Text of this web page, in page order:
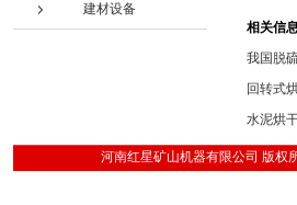
建材设备
相关信
我国脱
回转式
水泥烘
河南红星矿山机器有限公司 版